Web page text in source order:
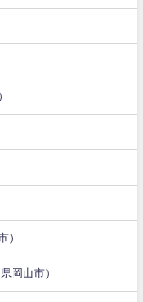
）
岡山市）